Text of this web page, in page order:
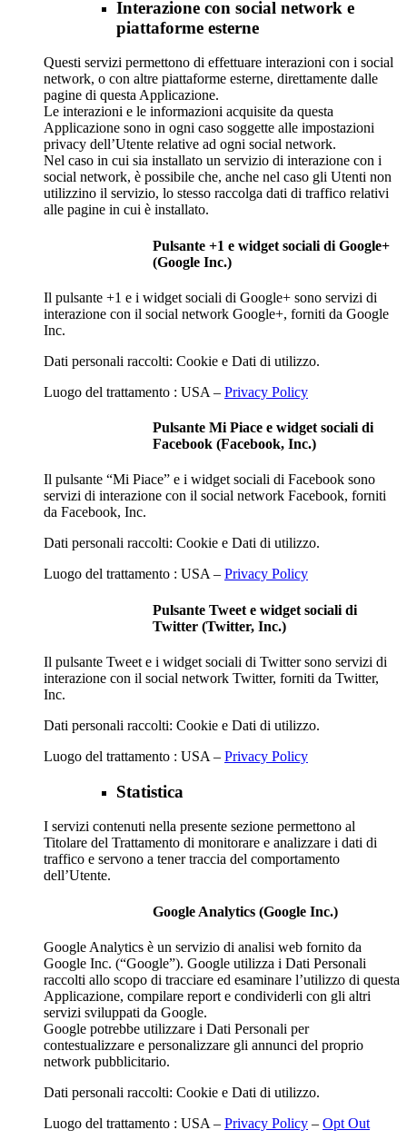
Interazione con social network e
piattaforme esterne
Questi servizi permettono di effettuare interazioni con i social
network, o con altre piattaforme esterne, direttamente dalle
pagine di questa Applicazione.
Le interazioni e le informazioni acquisite da questa
Applicazione sono in ogni caso soggette alle impostazioni
privacy dell’Utente relative ad ogni social network.
Nel caso in cui sia installato un servizio di interazione con i
social network, è possibile che, anche nel caso gli Utenti non
utilizzino il servizio, lo stesso raccolga dati di traffico relativi
alle pagine in cui è installato.
Pulsante +1 e widget sociali di Google+
(Google Inc.)
Il pulsante +1 e i widget sociali di Google+ sono servizi di
interazione con il social network Google+, forniti da Google
Inc.
Dati personali raccolti: Cookie e Dati di utilizzo.
Luogo del trattamento : USA – Privacy Policy
Pulsante Mi Piace e widget sociali di
Facebook (Facebook, Inc.)
Il pulsante “Mi Piace” e i widget sociali di Facebook sono
servizi di interazione con il social network Facebook, forniti
da Facebook, Inc.
Dati personali raccolti: Cookie e Dati di utilizzo.
Luogo del trattamento : USA – Privacy Policy
Pulsante Tweet e widget sociali di
Twitter (Twitter, Inc.)
Il pulsante Tweet e i widget sociali di Twitter sono servizi di
interazione con il social network Twitter, forniti da Twitter,
Inc.
Dati personali raccolti: Cookie e Dati di utilizzo.
Luogo del trattamento : USA – Privacy Policy
Statistica
I servizi contenuti nella presente sezione permettono al
Titolare del Trattamento di monitorare e analizzare i dati di
traffico e servono a tener traccia del comportamento
dell’Utente.
Google Analytics (Google Inc.)
Google Analytics è un servizio di analisi web fornito da
Google Inc. (“Google”). Google utilizza i Dati Personali
raccolti allo scopo di tracciare ed esaminare l’utilizzo di questa
Applicazione, compilare report e condividerli con gli altri
servizi sviluppati da Google.
Google potrebbe utilizzare i Dati Personali per
contestualizzare e personalizzare gli annunci del proprio
network pubblicitario.
Dati personali raccolti: Cookie e Dati di utilizzo.
Luogo del trattamento : USA – Privacy Policy – Opt Out